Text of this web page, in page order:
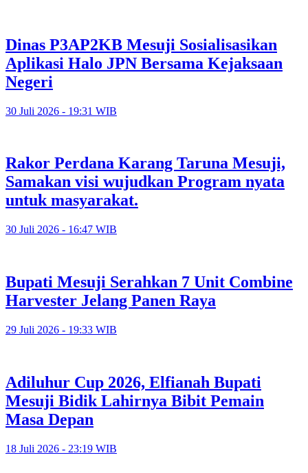
Dinas P3AP2KB Mesuji Sosialisasikan
Aplikasi Halo JPN Bersama Kejaksaan
Negeri
30 Juli 2026 - 19:31 WIB
Rakor Perdana Karang Taruna Mesuji,
Samakan visi wujudkan Program nyata
untuk masyarakat.
30 Juli 2026 - 16:47 WIB
Bupati Mesuji Serahkan 7 Unit Combine
Harvester Jelang Panen Raya
29 Juli 2026 - 19:33 WIB
Adiluhur Cup 2026, Elfianah Bupati
Mesuji Bidik Lahirnya Bibit Pemain
Masa Depan
18 Juli 2026 - 23:19 WIB